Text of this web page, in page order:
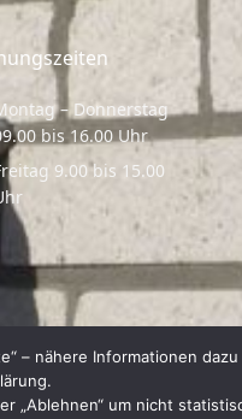
– Donnerstag
bis 16.00 Uhr
9.00 bis 15.00
– nähere Informationen
„Ablehnen“ um nicht